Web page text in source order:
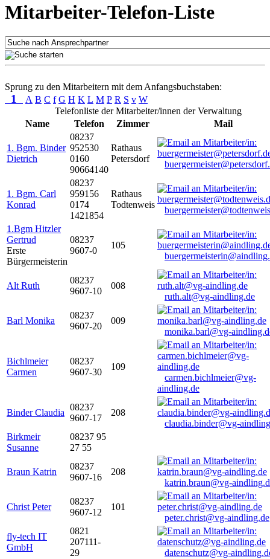
Mitarbeiter-Telefon-Liste
Sprung zu den Mitarbeitern mit dem Anfangsbuchstaben:
1 A B C f G H K L M P R S v W
Telefonliste der Mitarbeiter/innen der Verwaltung
Name
Telefon Zimmer Mail
1. Bgm. Binder
Dietrich
08237
952530
0160
90664140
Rathaus
Petersdorf
1. Bgm. Carl
Konrad
08237
959156
0174
1421854
Rathaus
Todtenweis
1.Bgm Hitzler
Gertrud
Erste
Bürgermeisterin
08237
9607-0
105
Alt Ruth
08237
9607-10
008
ruth.alt@vg-aindling.de
Barl Monika
08237
9607-20
009
monika.barl@vg-
Bichlmeier
Carmen
08237
9607-30
109
carmen.bichlmeier@vg-
aindling.de
Binder Claudia
08237
9607-17
208
claudia.binder@vg-
Birkmeir
Susanne
08237 95
27 55
Braun Katrin
08237
9607-16
208
katrin.braun@vg-
Christ Peter
08237
9607-12
101
peter.christ@vg-aindling.de
fly-tech IT
GmbH
0821
207111-
29
datenschutz@vg-